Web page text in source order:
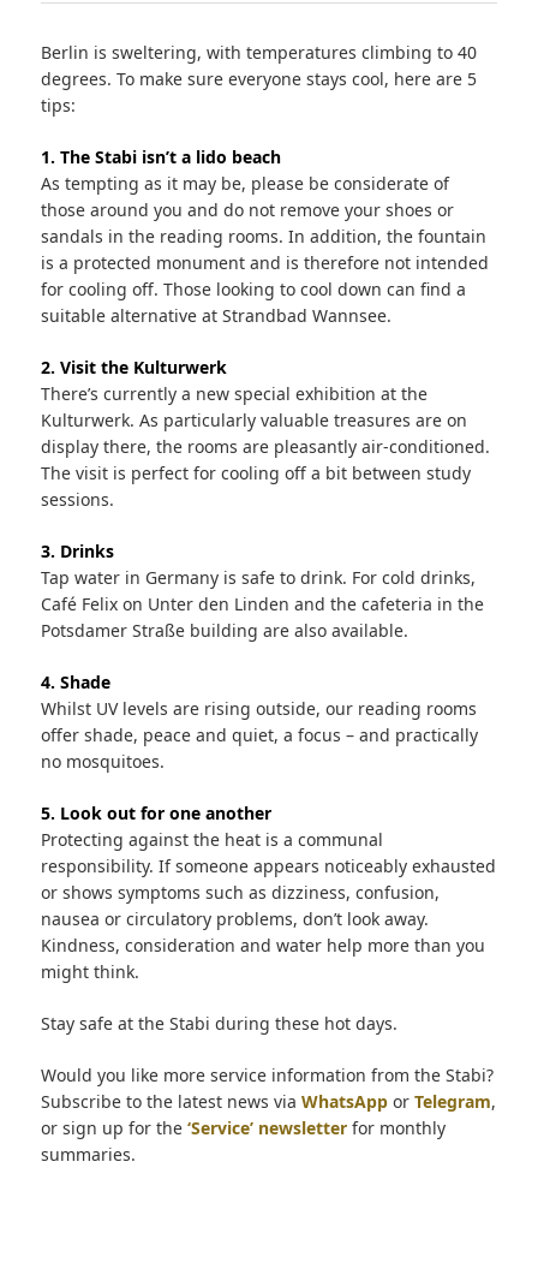
Berlin is sweltering, with temperatures climbing to 40
degrees. To make sure everyone stays cool, here are 5
tips:
1. The Stabi isn’t a lido beach
As tempting as it may be, please be considerate of
those around you and do not remove your shoes or
sandals in the reading rooms. In addition, the fountain
is a protected monument and is therefore not intended
for cooling off. Those looking to cool down can find a
suitable alternative at Strandbad Wannsee.
2. Visit the Kulturwerk
There’s currently a new special exhibition at the
Kulturwerk. As particularly valuable treasures are on
display there, the rooms are pleasantly air-conditioned.
The visit is perfect for cooling off a bit between study
sessions.
3. Drinks
Tap water in Germany is safe to drink. For cold drinks,
Café Felix on Unter den Linden and the cafeteria in the
Potsdamer Straße building are also available.
4. Shade
Whilst UV levels are rising outside, our reading rooms
offer shade, peace and quiet, a focus – and practically
no mosquitoes.
5. Look out for one another
Protecting against the heat is a communal
responsibility. If someone appears noticeably exhausted
or shows symptoms such as dizziness, confusion,
nausea or circulatory problems, don’t look away.
Kindness, consideration and water help more than you
might think.
Stay safe at the Stabi during these hot days.
Would you like more service information from the Stabi?
Subscribe to the latest news via WhatsAppor Telegram,
or sign up for the ‘Service’ newsletterfor monthly
summaries.